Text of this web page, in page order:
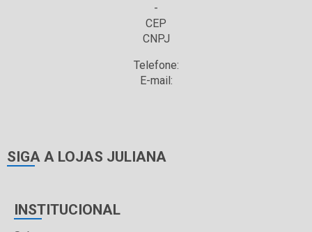
-
CEP
CNPJ
Telefone:
E-mail:
SIGA A LOJAS JULIANA
INSTITUCIONAL